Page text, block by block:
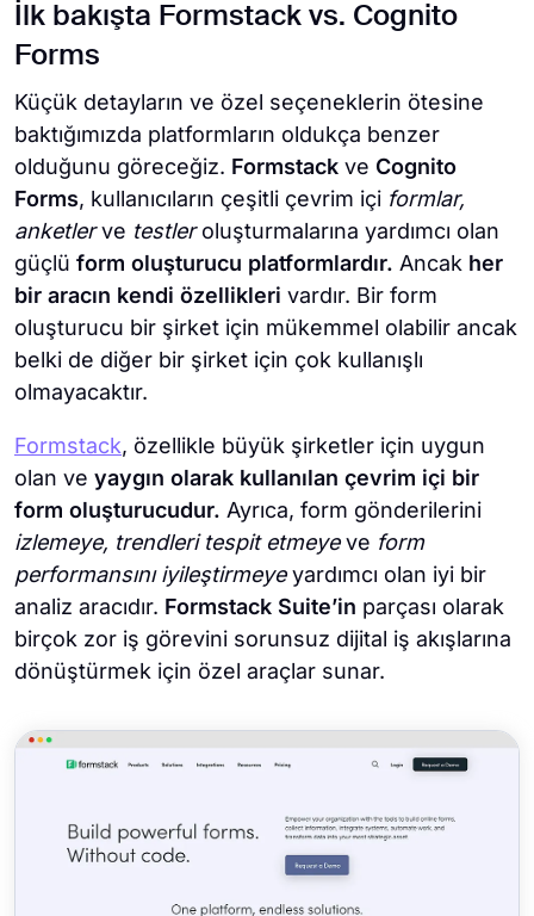
İlk bakışta Formstack vs. Cognito
Forms
Küçük detayların ve özel seçeneklerin ötesine
baktığımızda platformların oldukça benzer
olduğunu göreceğiz. Formstack ve Cognito
Forms, kullanıcıların çeşitli çevrim içi formlar,
anketlerve testleroluşturmalarına yardımcı olan
güçlü form oluşturucu platformlardır. Ancak her
bir aracın kendi özellikleri vardır. Bir form
oluşturucu bir şirket için mükemmel olabilir ancak
belki de diğer bir şirket için çok kullanışlı
olmayacaktır.
Formstack, özellikle büyük şirketler için uygun
olan ve yaygın olarak kullanılan çevrim içi bir
form oluşturucudur. Ayrıca, form gönderilerini
izlemeye, trendleri tespit etmeyeve form
performansını iyileştirmeyeyardımcı olan iyi bir
analiz aracıdır. Formstack Suite’in parçası olarak
birçok zor iş görevini sorunsuz dijital iş akışlarına
dönüştürmek için özel araçlar sunar.